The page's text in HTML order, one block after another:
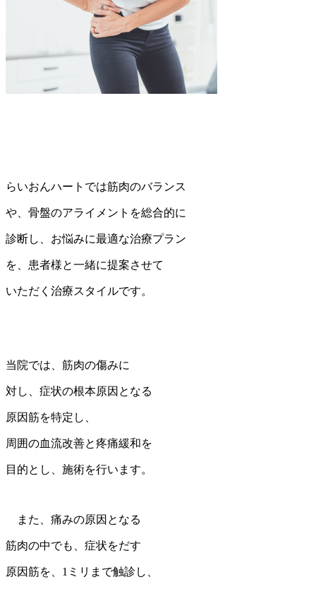
らいおんハートでは筋肉のバランス
や、骨盤のアライメントを総合的に
診断し、お悩みに最適な治療プラン
を、患者様と一緒に提案させて
いただく治療スタイルです。
当院では、筋肉の傷みに
対し、症状の根本原因となる
原因筋を特定し、
周囲の血流改善と疼痛緩和を
目的とし、施術を行います。
また、痛みの原因となる
筋肉の中でも、症状をだす
原因筋を、1ミリまで触診し、